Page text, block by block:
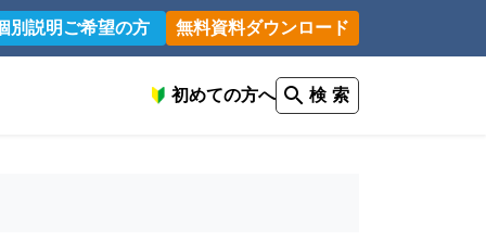
別説明ご希望の方 無料資料ダウンロード
初めての方へ 検 索